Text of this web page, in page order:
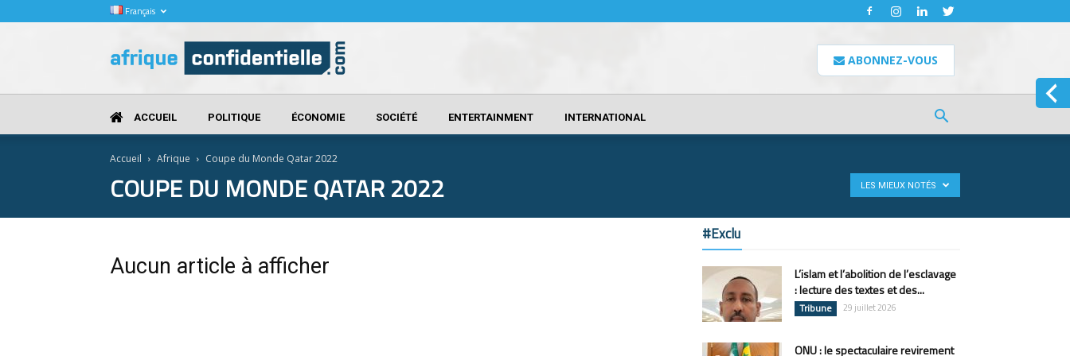
Français
Confidentielle
ABONNEZ-VOUS
ACCUEIL POLITIQUE ÉCONOMIE SOCIÉTÉ ENTERTAINMENT INTERNATIONAL
Accueil Afrique Coupe du Monde Qatar 2022
COUPE DU MONDE QATAR 2022 LES MIEUX NOTÉS
Aucun article à afficher
#Exclu
L’islam et l’abolition de l’esclavage
: lecture des textes et des...
Tribune 29 juillet 2026
ONU : le spectaculaire revirement